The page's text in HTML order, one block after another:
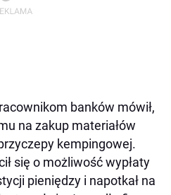
banków mówił,
na zakup materiałów
kempingowej.
się o możliwość wypłaty
pieniędzy i napotkał na